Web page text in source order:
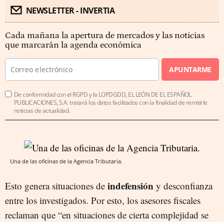
NEWSLETTER - INVERTIA
Cada mañana la apertura de mercados y las noticias
que marcarán la agenda económica
APUNTARME
De conformidad con el RGPD y la LOPDGDD, EL LEÓN DE EL ESPAÑOL
PUBLICACIONES, S.A. tratará los datos facilitados con la finalidad de remitirle
noticias de actualidad.
Una de las oficinas de la Agencia Tributaria.
Esto genera situaciones de indefensión y desconfianza
entre los investigados. Por esto, los asesores fiscales
reclaman que “en situaciones de cierta complejidad se